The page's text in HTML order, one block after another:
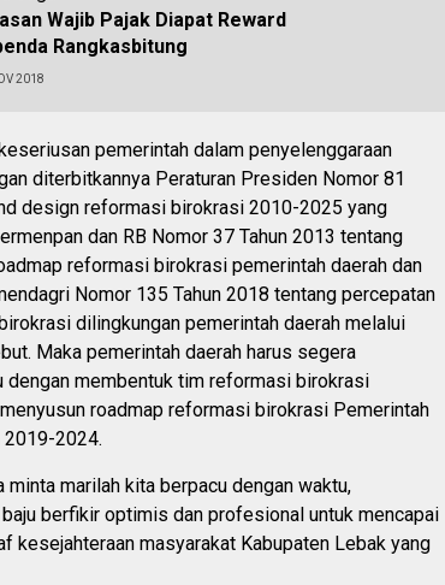
Wajib Pajak Diapat Reward
Rangkasbitung
2018
pemerintah dalam penyelenggaraan
diterbitkannya Peraturan Presiden Nomor 81
design reformasi birokrasi 2010-2025 yang
dan RB Nomor 37 Tahun 2013 tentang
reformasi birokrasi pemerintah daerah dan
Nomor 135 Tahun 2018 tentang percepatan
dilingkungan pemerintah daerah melalui
Maka pemerintah daerah harus segera
dengan membentuk tim reformasi birokrasi
roadmap reformasi birokrasi Pemerintah
2019-2024.
minta marilah kita berpacu dengan waktu,
berfikir optimis dan profesional untuk mencapai
kesejahteraan masyarakat Kabupaten Lebak yang